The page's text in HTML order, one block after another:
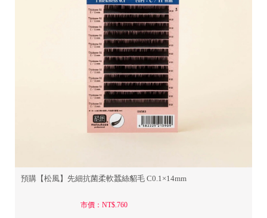
預購【松風】先細抗菌柔軟蠶絲貂毛 C0.1×14mm
市價：NT$.760